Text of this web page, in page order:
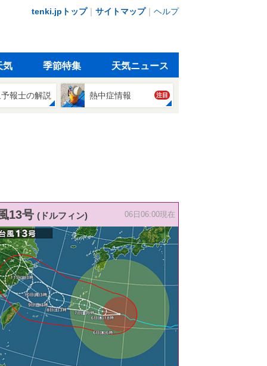
tenki.jpトップ｜ サイトマップ｜ ヘルプ
気 季節特集 天気ニュース
報士の解説 熱中症情報 注目
13号 (ドルフィン) 06日06:00現在